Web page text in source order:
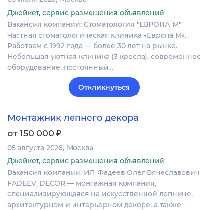
Джейкет, сервис размещения объявлений
Вакансия компании: Стоматология "ЕВРОПА М"
Частная стоматологическая клиника «Европа М».
Работаем с 1992 года — более 30 лет на рынке.
Небольшая уютная клиника (3 кресла), современное
оборудование, постоянный…
Откликнуться
Монтажник лепного декора
от 150 000 ₽
05 августа 2026 Москва
Джейкет, сервис размещения объявлений
Вакансия компании: ИП Фадеев Олег Вячеславович
FADEEV_DECOR — монтажная компания,
специализирующаяся на искусственной лепнине,
архитектурном и интерьерном декоре, а также